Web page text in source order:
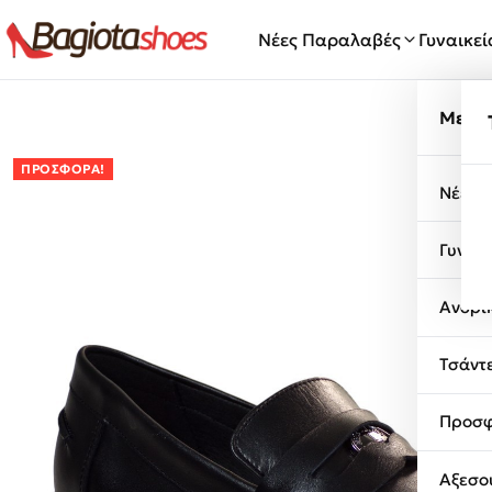
Νέες Παραλαβές
Νέες
ΠΡΟΣΦΟΡΆ!